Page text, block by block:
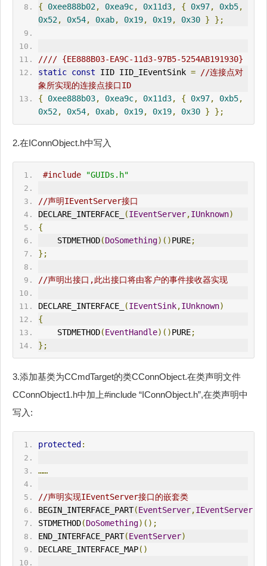
{ 0xee888b02, 0xea9c, 0x11d3, { 0x97, 0xb5,
0x52, 0x54, 0xab, 0x19, 0x19, 0x30 } };
//// {EE888B03-EA9C-11d3-97B5-5254AB191930}
static const IID IID_IEventSink =
//连接点对
象所实现的连接点接口ID
{
0xee888b03, 0xea9c, 0x11d3, { 0x97, 0xb5,
0x52, 0x54, 0xab, 0x19, 0x19, 0x30 } };
2.在IConnObject.h中写入
#include "GUIDs.h"
//声明IEventServer接口
DECLARE_INTERFACE_
(IEventServer,IUnknown)
{
    STDMETHOD
(DoSomething)()PURE;
};
//声明出接口,此出接口将由客户的事件接收器实现
DECLARE_INTERFACE_ (IEventSink,IUnknown)
{
    STDMETHOD
(EventHandle)()PURE;
};
3.添加基类为CCmdTarget的类CConnObject.在类声明文件
CConnObject1.h中加上#include “IConnObject.h”,在类声明中
写入:
protected :
……
//声明实现IEventServer接口的嵌套类
BEGIN_INTERFACE_PART(EventServer,IEventServer)
STDMETHOD(DoSomething)();
END_INTERFACE_PART(EventServer)
DECLARE_INTERFACE_MAP()